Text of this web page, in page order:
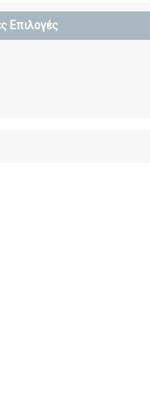
Επιλογές